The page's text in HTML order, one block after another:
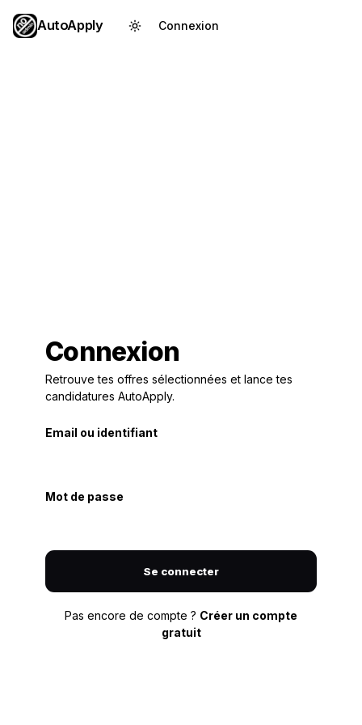
AutoApply Connexion
Connexion
Retrouve tes offres sélectionnées et lance tes
candidatures AutoApply.
Email ou identifiant
Mot de passe
Se connecter
Pas encore de compte ? Créer un compte
gratuit